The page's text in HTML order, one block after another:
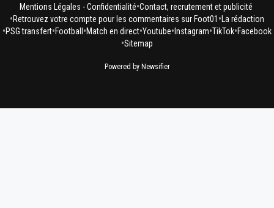
Mentions Légales - Confidentialité•Contact, recrutement et publicité
•Retrouvez votre compte pour les commentaires sur Foot01 • La rédaction
•PSG transfert•Football •Match en direct•Youtube• Instagram•TikTok•Facebook
•Sitemap
Powered by Newsifier